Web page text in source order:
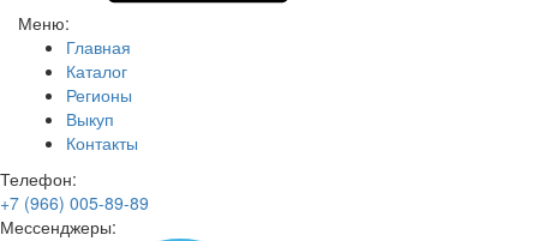
Меню:
Главная
Каталог
Регионы
Выкуп
Контакты
Телефон:
+7 (966) 005-89-89
Мессенджеры: